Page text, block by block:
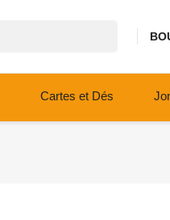
Cartes et Dés